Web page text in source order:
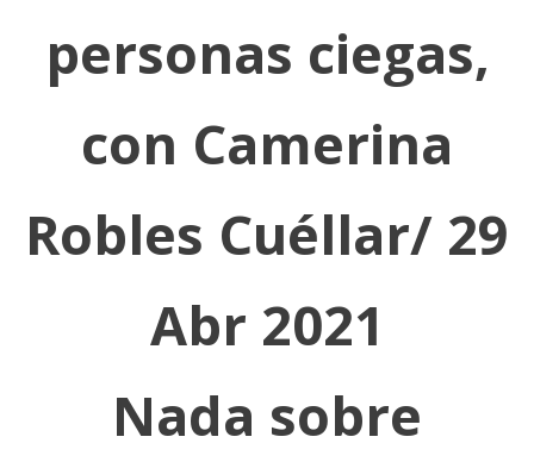
personas ciegas,
con Camerina
Robles Cuéllar/ 29
Abr 2021
Nada sobre